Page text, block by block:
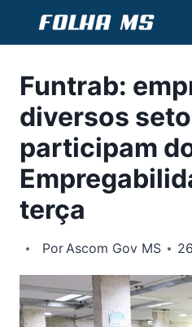
Conteúdo
Funtrab:
diversos
participam
terça
PorAscom Gov MS